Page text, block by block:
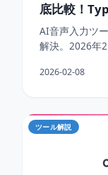
底比較！
Amical・
AI音声入力ツ
解決。2026年
2026-02-08
ツール解説